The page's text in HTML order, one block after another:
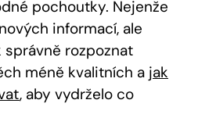
pochoutky.⁢ Nejenže
informací, ale
správně rozpoznat
méně‌ kvalitních a jak
, aby ‍vydrželo co